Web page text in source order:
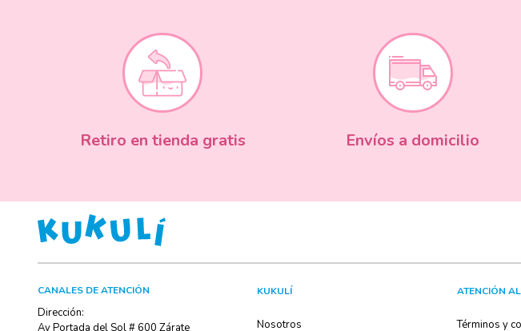
Retiro en tienda gratis Envíos a domicilio
CANALES DE ATENCIÓN
Dirección:
Av Portada del Sol # 600 Zárate
KUKULÍ
Nosotros
ATENCIÓN
Términos y